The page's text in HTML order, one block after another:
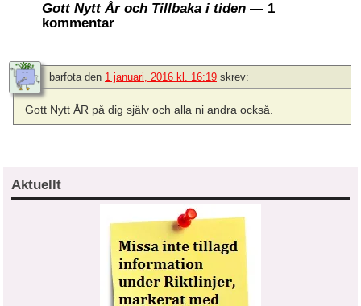
Gott Nytt År och Tillbaka i tiden — 1
kommentar
barfotaden 1 januari, 2016 kl. 16:19 skrev:
Gott Nytt ÅR på dig själv och alla ni andra också.
Aktuellt